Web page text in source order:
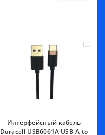
Интерфейсный кабель
Duracell USB6061A USB-A to